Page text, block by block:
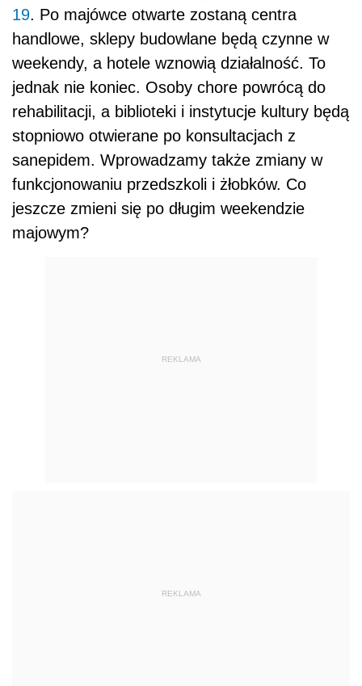
19. Po majówce otwarte zostaną centra
handlowe, sklepy budowlane będą czynne w
weekendy, a hotele wznowią działalność. To
jednak nie koniec. Osoby chore powrócą do
rehabilitacji, a biblioteki i instytucje kultury będą
stopniowo otwierane po konsultacjach z
sanepidem. Wprowadzamy także zmiany w
funkcjonowaniu przedszkoli i żłobków. Co
jeszcze zmieni się po długim weekendzie
majowym?
REKLAMA
REKLAMA